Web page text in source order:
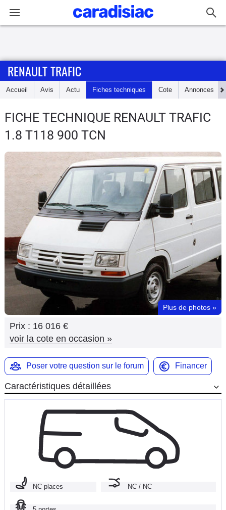
Accueil
Essais
Guide
Electriques
Utilitaires
Flottes
Auto
Services
Moto
Marques
RENAULT TRAFIC
Accueil Avis Actu Fiches techniques Cote Annonces
FICHE TECHNIQUE RENAULT TRAFIC
1.8 T118 900 TCN
Plus de photos »
Prix : 16 016 €
voir la cote en occasion »
Poser votre question sur le forum Financer
Caractéristiques détaillées
NC places NC / NC